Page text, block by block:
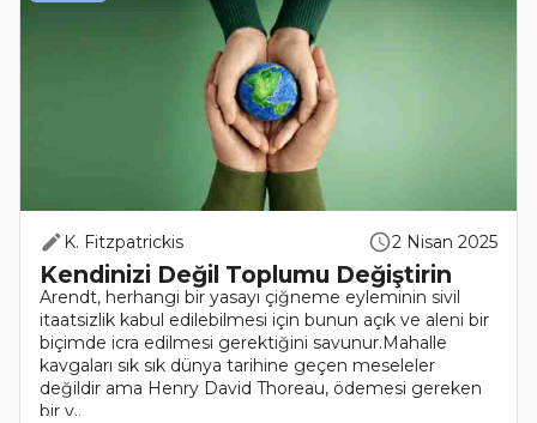
K. Fitzpatrickis 2 Nisan 2025
Kendinizi Değil Toplumu Değiştirin
Arendt, herhangi bir yasayı çiğneme eyleminin sivil
itaatsizlik kabul edilebilmesi için bunun açık ve aleni bir
biçimde icra edilmesi gerektiğini savunur.Mahalle
kavgaları sık sık dünya tarihine geçen meseleler
değildir ama Henry David Thoreau, ödemesi gereken
bir v..